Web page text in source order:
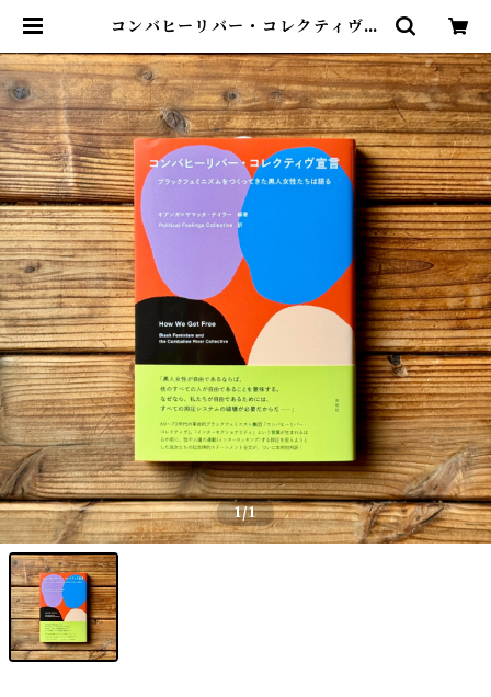
コンバヒーリバー・コレクティヴ宣
(編), Political Feelings Colle
ctive(訳) | 尾鷲市九鬼町 漁村の本
屋 トンガ坂文庫
1/1